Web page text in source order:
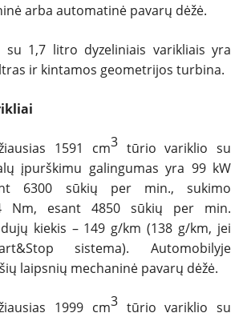
arba automatinė pavarų dėžė.
su 1,7 litro dyzeliniais varikliais yra
ir kintamos geometrijos turbina.
1591 cm3tūrio variklio su
įpurškimu galingumas yra 99 kW
6300 sūkių per min., sukimo
Nm, esant 4850 sūkių per min.
dujų kiekis – 149 g/km (138 g/km, jei
sistema). Automobilyje
laipsnių mechaninė pavarų dėžė.
1999 cm3tūrio variklio su